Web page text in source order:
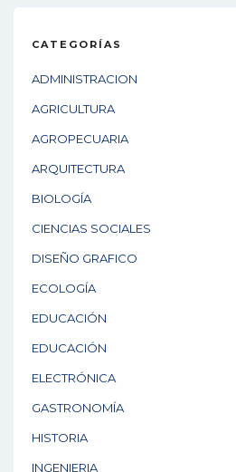
CATEGORÍAS
ADMINISTRACION
AGRICULTURA
AGROPECUARIA
ARQUITECTURA
BIOLOGÍA
CIENCIAS SOCIALES
DISEÑO GRAFICO
ECOLOGÍA
EDUCACIÓN
EDUCACIÓN
ELECTRÓNICA
GASTRONOMÍA
HISTORIA
INGENIERIA